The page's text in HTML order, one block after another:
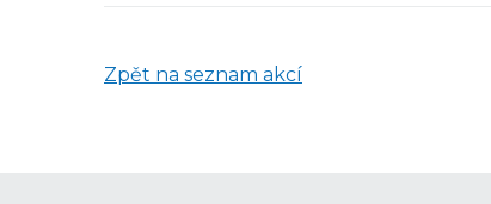
Zpět na seznam akcí